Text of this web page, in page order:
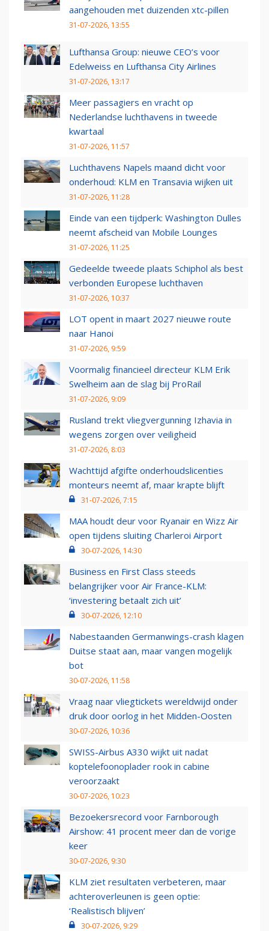
aangehouden met duizenden xtc-pillen
31-07-2026, 13:55
Lufthansa Group: nieuwe CEO’s voor
Edelweiss en Lufthansa City Airlines
31-07-2026, 13:17
Meer passagiers en vracht op
Nederlandse luchthavens in tweede
kwartaal
31-07-2026, 11:57
Luchthavens Napels maand dicht voor
onderhoud: KLM en Transavia wijken uit
31-07-2026, 11:28
Einde van een tijdperk: Washington Dulles
neemt afscheid van Mobile Lounges
31-07-2026, 11:25
Gedeelde tweede plaats Schiphol als best
verbonden Europese luchthaven
31-07-2026, 10:37
LOT opent in maart 2027 nieuwe route
naar Hanoi
31-07-2026, 9:59
Voormalig financieel directeur KLM Erik
Swelheim aan de slag bij ProRail
31-07-2026, 9:09
Rusland trekt vliegvergunning Izhavia in
wegens zorgen over veiligheid
31-07-2026, 8:03
Wachttijd afgifte onderhoudslicenties
monteurs neemt af, maar krapte blijft
31-07-2026, 7:15
MAA houdt deur voor Ryanair en Wizz Air
open tijdens sluiting Charleroi Airport
30-07-2026, 14:30
Business en First Class steeds
belangrijker voor Air France-KLM:
‘investering betaalt zich uit’
30-07-2026, 12:10
Nabestaanden Germanwings-crash klagen
Duitse staat aan, maar vangen mogelijk
bot
30-07-2026, 11:58
Vraag naar vliegtickets wereldwijd onder
druk door oorlog in het Midden-Oosten
30-07-2026, 10:36
SWISS-Airbus A330 wijkt uit nadat
koptelefoonoplader rook in cabine
veroorzaakt
30-07-2026, 10:23
Bezoekersrecord voor Farnborough
Airshow: 41 procent meer dan de vorige
keer
30-07-2026, 9:30
KLM ziet resultaten verbeteren, maar
achteroverleunen is geen optie:
‘Realistisch blijven’
30-07-2026, 9:29